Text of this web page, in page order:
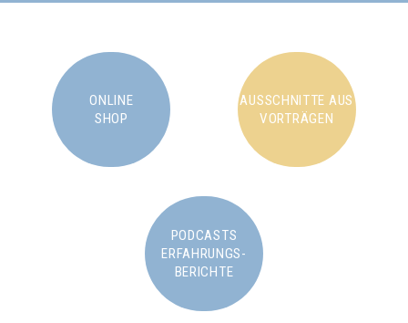
ONLINE
SHOP
AUSSCHNITTE AUS
VORTRÄGEN
PODCASTS
ERFAHRUNGS-
BERICHTE